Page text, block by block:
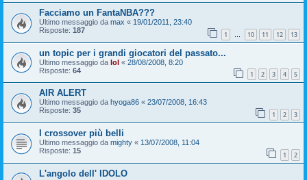
Facciamo un FantaNBA???
Ultimo messaggio da max « 19/01/2011, 23:40
Risposte: 187 1 … 10 11 12 13
un topic per i grandi giocatori del passato...
Ultimo messaggio da lol « 28/08/2008, 8:20
Risposte: 64 1 2 3 4 5
AIR ALERT
Ultimo messaggio da hyoga86 « 23/07/2008, 16:43
Risposte: 35 1 2 3
I crossover più belli
Ultimo messaggio da mighty « 13/07/2008, 11:04
Risposte: 15 1 2
L'angolo dell' IDOLO